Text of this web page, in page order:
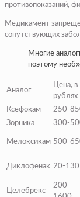
противопоказаний,
Медикамент
сопутствующих
Многие
поэтому
Аналог
Цена, в
рублях
Ксефокам
250-
Зорника
300-
Мелоксикам 500-
Диклофенак 20-130
Целебрекс
200-